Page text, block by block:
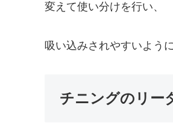
変えて使い分けを行い、
吸い込みされやすいよう
チニングのリー